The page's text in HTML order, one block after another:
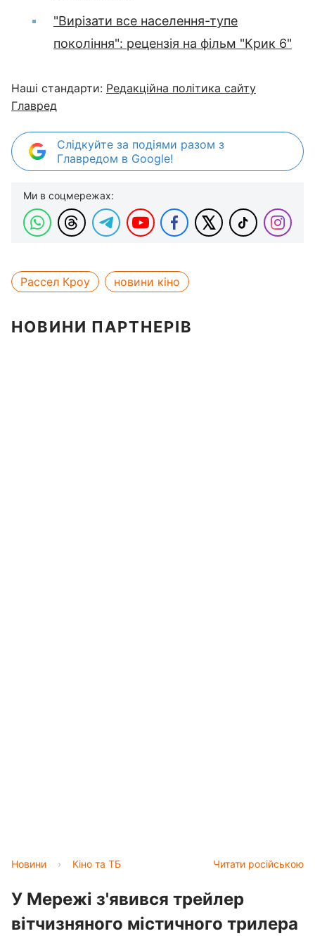
"Вирізати все населення-тупе
покоління": рецензія на фільм "Крик 6"
Наші стандарти: Редакційна політика сайту
Главред
Слідкуйте за подіями разом з
Главредом в Google!
Ми в соцмережах:
Рассел Кроу новини кіно
НОВИНИ ПАРТНЕРІВ
Читати російською
Новини › Кіно та ТБ
У Мережі з'явився трейлер
вітчизняного містичного трилера